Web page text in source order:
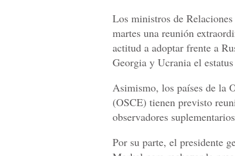
Los ministros de
martes una reunión
actitud a adoptar frente a
Georgia y Ucrania el
Asimismo, los países de la
(OSCE) tienen previsto
observadores
Por su parte, el presidente